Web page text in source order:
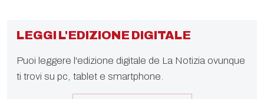
LEGGI L'EDIZIONE DIGITALE
Puoi leggere l'edizione digitale de La Notizia ovunque
ti trovi su pc, tablet e smartphone.